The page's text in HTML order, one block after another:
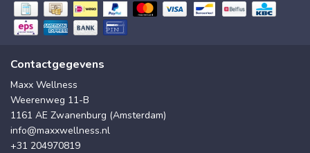
Contactgegevens
Maxx Wellness
Weerenweg 11-B
1161 AE Zwanenburg (Amsterdam)
info@maxxwellness.nl
+31 204970819